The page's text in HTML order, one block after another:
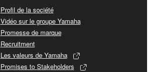
Profil de la société
Vidéo sur le groupe Yamaha
Promesse de marque
Recruitment
Les valeurs de Yamaha
Promises to Stakeholders